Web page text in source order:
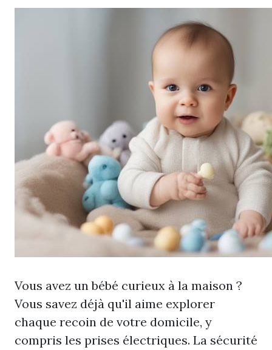
Vous avez un bébé curieux à la maison ?
Vous savez déjà qu'il aime explorer
chaque recoin de votre domicile, y
compris les prises électriques. La sécurité